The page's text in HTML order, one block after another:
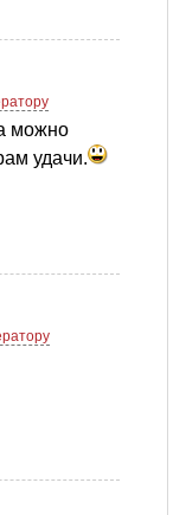
можно
удачи.